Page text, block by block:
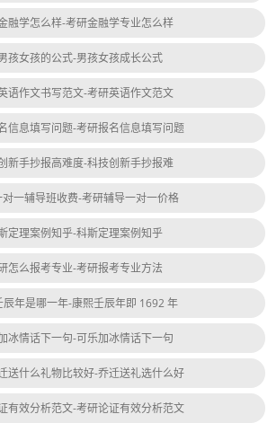
融学怎么样-考研金融学专业怎么样
孩女孩的公式-男孩女孩成长公式
语作文书写范文-考研英语作文范文
信息填写问题-考研报名信息填写问题
新手抄报高难度-科技创新手抄报难
一辅导班收费-考研辅导一对一价格
定理案例知乎-科斯定理案例知乎
怎么报考专业-考研报考专业方法
辰年是哪一年-康熙壬辰年即 1692 年
冰情话下一句-可乐加冰情话下一句
送什么礼物比较好-乔迁送礼选什么好
有效分析范文-考研论证有效分析范文